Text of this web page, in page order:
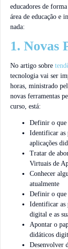
educadores de
área de educação e
nada:
1. Novas
No artigo sobre
tecnologia vai ser
horas, ministrado
novas ferramentas
curso, está:
Definir o que
Identificar as
aplicações
Tratar de
Virtuais de
Conhecer
atualmente
Definir o
Identificar as
digital e as
Apontar o
didáticos
Desenvolver